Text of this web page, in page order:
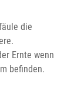
die
Ernte wenn
befinden.